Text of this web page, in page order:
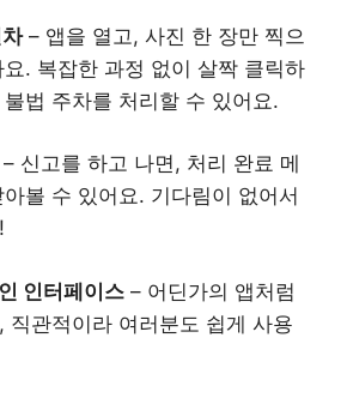
– 앱을 열고, 사진 한 장만 찍으
. 복잡한 과정 없이 살짝 클릭하
법 주차를 처리할 수 있어요.
– 신고를 하고 나면, 처리 완료 메
볼 수 있어요. 기다림이 없어서
인터페이스 – 어딘가의 앱처럼
직관적이라 여러분도 쉽게 사용